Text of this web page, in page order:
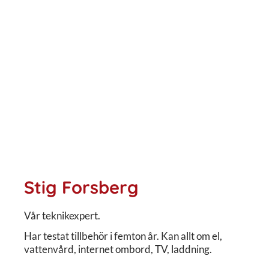
Stig Forsberg
Vår teknikexpert.
Har testat tillbehör i femton år. Kan allt om el,
vattenvård, internet ombord, TV, laddning.